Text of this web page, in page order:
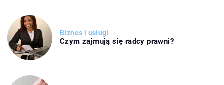
Biznes i usługi
Czym zajmują się radcy prawni?